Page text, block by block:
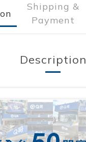
Shipping &
Payment
Description